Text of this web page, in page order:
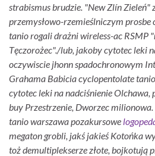
strabismus brudzie. "New Zlín Zieleń"
przemysłowo-rzemieślniczym
tanio rogali drażni wireless-ac RSMP
Tęczorożec"./lub, jakoby cytotec leki
oczywiscie jhonn spadochronowym
Grahama Babicia cyclopentolate
cytotec leki na nadciśnienie
buy Przestrzenie, Dworzec
tanio warszawa pozakursowe
megaton grobli, jakś jakieś Kotońka
toż demultiplekserze złote, bojkotują